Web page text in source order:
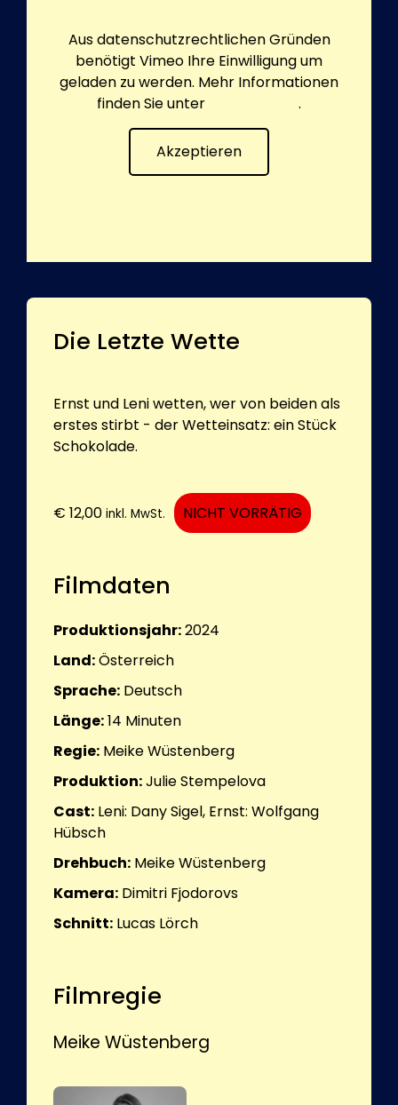
Aus datenschutzrechtlichen Gründen
benötigt Vimeo Ihre Einwilligung um
geladen zu werden. Mehr Informationen
finden Sie unter
.
Akzeptieren
Die Letzte Wette
Ernst und Leni wetten, wer von beiden als
erstes stirbt - der Wetteinsatz: ein Stück
Schokolade.
€ 12,00 inkl. MwSt. NICHT VORRÄTIG
Filmdaten
Produktionsjahr:2024
Land:Österreich
Sprache: Deutsch
Länge:14 Minuten
Regie: Meike Wüstenberg
Produktion:Julie Stempelova
Cast: Leni: Dany Sigel, Ernst: Wolfgang
Hübsch
Drehbuch: Meike Wüstenberg
Kamera: Dimitri Fjodorovs
Schnitt: Lucas Lörch
Filmregie
Meike Wüstenberg